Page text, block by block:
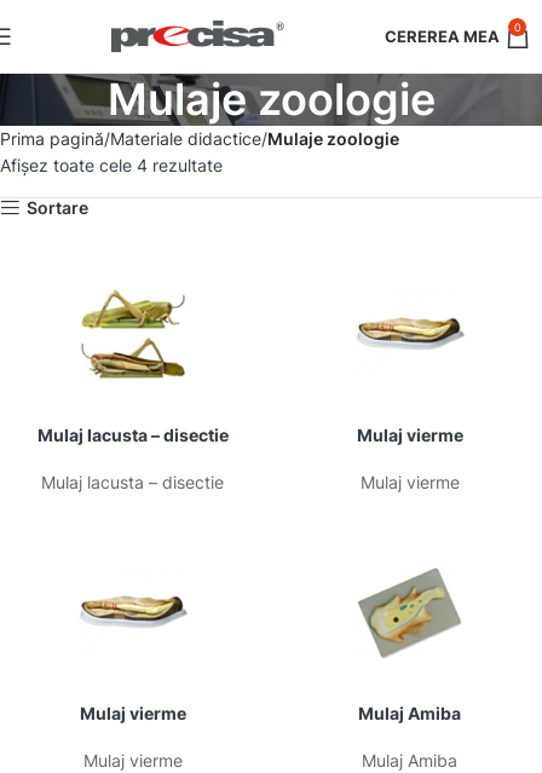
0
Mulaje zoologie
Prima pagină Materiale didactice Mulaje zoologie
Afișez toate cele 4 rezultate
Sortare
Mulaj lacusta – disectie
Mulaj lacusta – disectie
Mulaj vierme
Mulaj vierme
Mulaj vierme
Mulaj vierme
Mulaj Amiba
Mulaj Amiba